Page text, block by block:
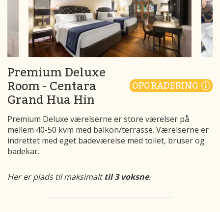
Premium Deluxe
Room - Centara
Grand Hua Hin
OPGRADERING
Premium Deluxe værelserne er store værelser på
mellem 40-50 kvm med balkon/terrasse. Værelserne er
indrettet med eget badeværelse med toilet, bruser og
badekar.
Her er plads til maksimalttil 3 voksne.